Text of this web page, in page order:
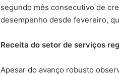
segundo mês consecutivo de
desempenho desde fevereiro,
Receita do setor de serviços
Apesar do avanço robusto